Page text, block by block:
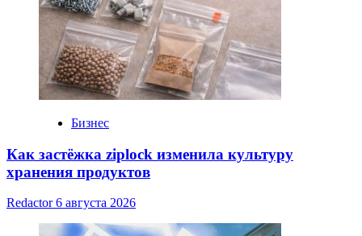
Бизнес
Как застёжка ziplock изменила культуру
хранения продуктов
Redactor6 августа 2026